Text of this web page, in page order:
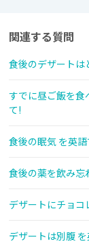
関連する質問
食後のデザートは
すでに昼ご飯を食
て!
食後の眠気 を英
食後の薬を飲み忘
デザートにチョコ
デザートは別腹